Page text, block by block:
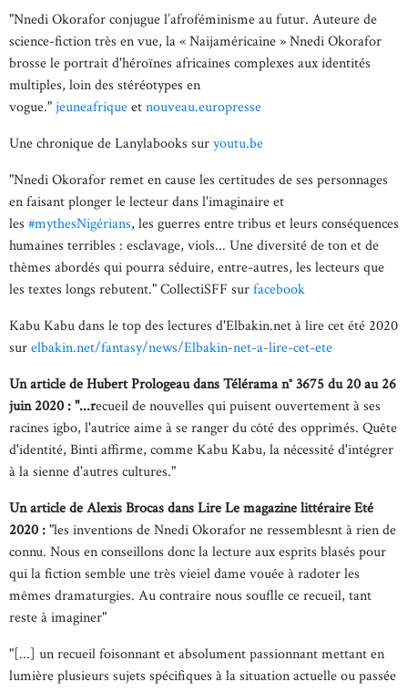
"Nnedi Okorafor conjugue l’afroféminisme au futur. Auteure de
science-fiction très en vue, la « Naijaméricaine » Nnedi Okorafor
brosse le portrait d'héroïnes africaines complexes aux identités
multiples, loin des stéréotypes en
vogue."jeuneafriqueetnouveau.europresse
Une chronique de Lanylabooks suryoutu.be
"Nnedi Okorafor remet en cause les certitudes de ses personnages
en faisant plonger le lecteur dans l'imaginaire et
les #mythesNigérians, les guerres entre tribus et leurs conséquences
humaines terribles : esclavage, viols... Une diversité de ton et de
thèmes abordés qui pourra séduire, entre-autres, les lecteurs que
les textes longs rebutent." CollectiSFF surfacebook
Kabu Kabu dans le top des lectures d'Elbakin.net à lire cet été 2020
surelbakin.net/fantasy/news/Elbakin-net-a-lire-cet-ete
Un article de Hubert Prologeau dans Télérama n° 3675 du 20 au 26
juin 2020 : "...recueil de nouvelles qui puisent ouvertement à ses
racines igbo, l'autrice aime à se ranger du côté des opprimés. Quête
d'identité, Binti affirme, comme Kabu Kabu, la nécessité d'intégrer
à la sienne d'autres cultures."
Un article de Alexis Brocas dans Lire Le magazine littéraire Eté
2020 :"les inventions de Nnedi Okorafor ne ressemblesnt à rien de
connu. Nous en conseillons donc la lecture aux esprits blasés pour
qui la fiction semble une très vieiel dame vouée à radoter les
mêmes dramaturgies. Au contraire nous souflle ce recueil, tant
reste à imaginer"
"[...] un recueil foisonnant et absolument passionnant mettant en
lumière plusieurs sujets spécifiques à la situation actuelle ou passée